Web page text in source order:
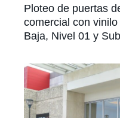
Ploteo de puertas
comercial con
Baja, Nivel 01 y